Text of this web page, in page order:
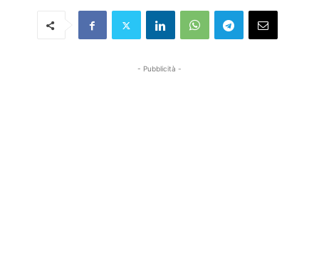
- Pubblicità -